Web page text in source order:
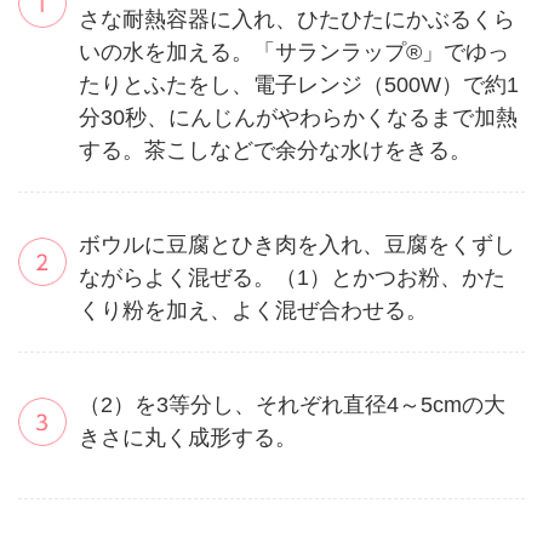
さな耐熱容器に入れ、ひたひたにかぶるくら
いの水を加える。「サランラップ®」でゆっ
たりとふたをし、電子レンジ（500W）で約1
分30秒、にんじんがやわらかくなるまで加熱
する。茶こしなどで余分な水けをきる。
ボウルに豆腐とひき肉を入れ、豆腐をくずし
ながらよく混ぜる。（1）とかつお粉、かた
くり粉を加え、よく混ぜ合わせる。
（2）を3等分し、それぞれ直径4～5cmの大
きさに丸く成形する。